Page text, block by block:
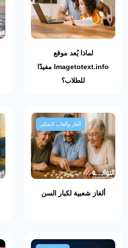
لماذا يُعد موقع
Imagetotext.info مفيدًا
للطلاب؟
ألغاز وألعاب التفكير
ألغاز شعبية لكبار السن